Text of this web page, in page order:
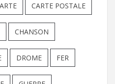
CARTE POSTALE
CHANSON
DROME FER